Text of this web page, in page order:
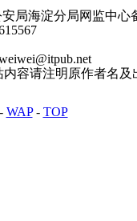
局海淀分局网监中心
容请注明原作者名及
WAP- TOP